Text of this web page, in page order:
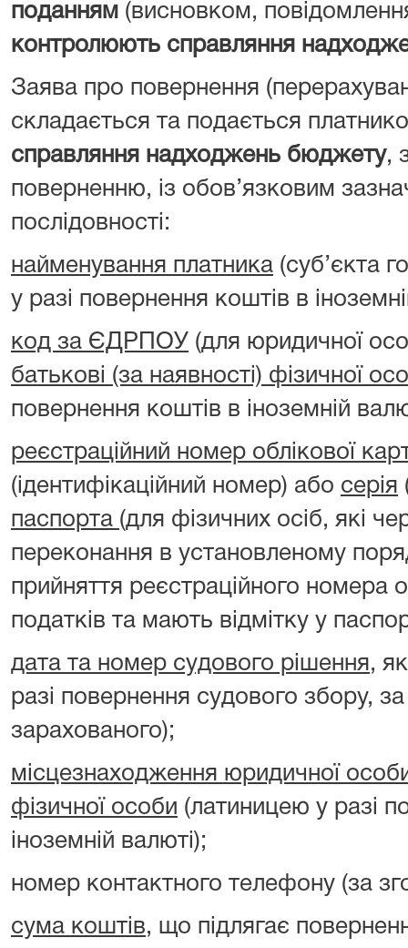
поданням (висновком,
контролюють справляння
Заява про повернення
складається та подається
справляння надходжень бюджету,
поверненню, із обов’язковим
послідовності:
найменування платника (суб’єкта
у разі повернення коштів в
код за ЄДРПОУ (для юридичної
батькові (за наявності) фізичної
повернення коштів в іноземній
реєстраційний номер облікової
(ідентифікаційний номер) або серія
паспорта (для фізичних осіб, які
переконання в установленому
прийняття реєстраційного номера
податків та мають відмітку у
дата та номер судового рішення,
разі повернення судового збору,
зарахованого);
місцезнаходження юридичної
фізичної особи (латиницею у разі
іноземній валюті);
номер контактного телефону (за
сума коштів, що підлягає